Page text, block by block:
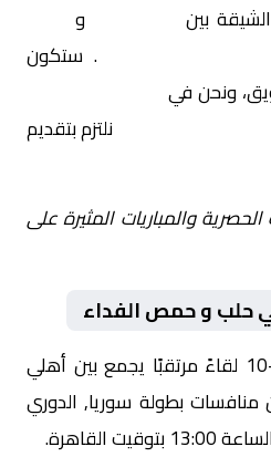
بين و
. ستكون
ونحن في
نلتزم بتقديم
والمباريات المثيرة على
حلب و حمص الفداء
يستضيف اليوم 2026-01-10 لقاءً مرتقبًا يجمع بين أهلي
بطولة سوريا, الدوري
القاهرة.